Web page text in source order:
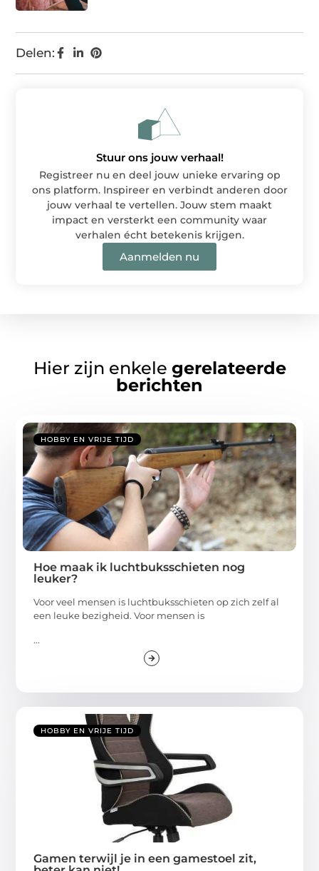
Delen:
Stuur ons jouw verhaal!
Registreer nu en deel jouw unieke ervaring op
ons platform. Inspireer en verbindt anderen door
jouw verhaal te vertellen. Jouw stem maakt
impact en versterkt een community waar
verhalen écht betekenis krijgen.
Aanmelden nu
Hier zijn enkele gerelateerde
berichten
HOBBY EN VRIJE TIJD
Hoe maak ik luchtbuksschieten nog
leuker?
Voor veel mensen is luchtbuksschieten op zich zelf al
een leuke bezigheid. Voor mensen is
...
HOBBY EN VRIJE TIJD
Gamen terwijl je in een gamestoel zit,